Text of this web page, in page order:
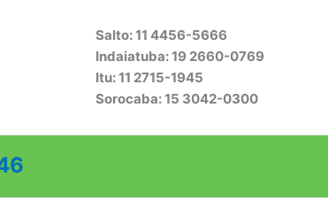
Salto: 11 4456-5666
Indaiatuba: 19 2660-0769
Itu: 11 2715-1945
Sorocaba: 15 3042-0300